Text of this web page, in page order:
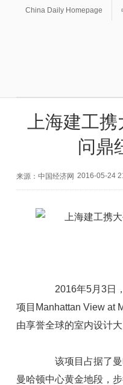
China Daily Homepage
上海建工
问鼎
来源：中国经济网 2016-05-24
2016年5月3日，
项目Manhattan View at
由享誉全球的室内设计
该项目占据了曼
曼哈顿中心黄金地段，